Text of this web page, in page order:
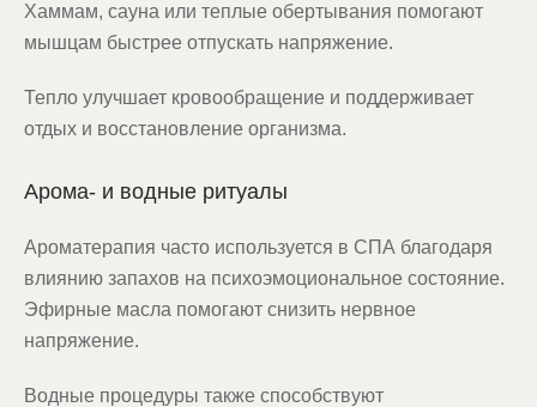
Хаммам, сауна или теплые обертывания помогают
мышцам быстрее отпускать напряжение.
Тепло улучшает кровообращение и поддерживает
отдых и восстановление организма.
Арома- и водные ритуалы
Ароматерапия часто используется в СПА благодаря
влиянию запахов на психоэмоциональное состояние.
Эфирные масла помогают снизить нервное
напряжение.
Водные процедуры также способствуют